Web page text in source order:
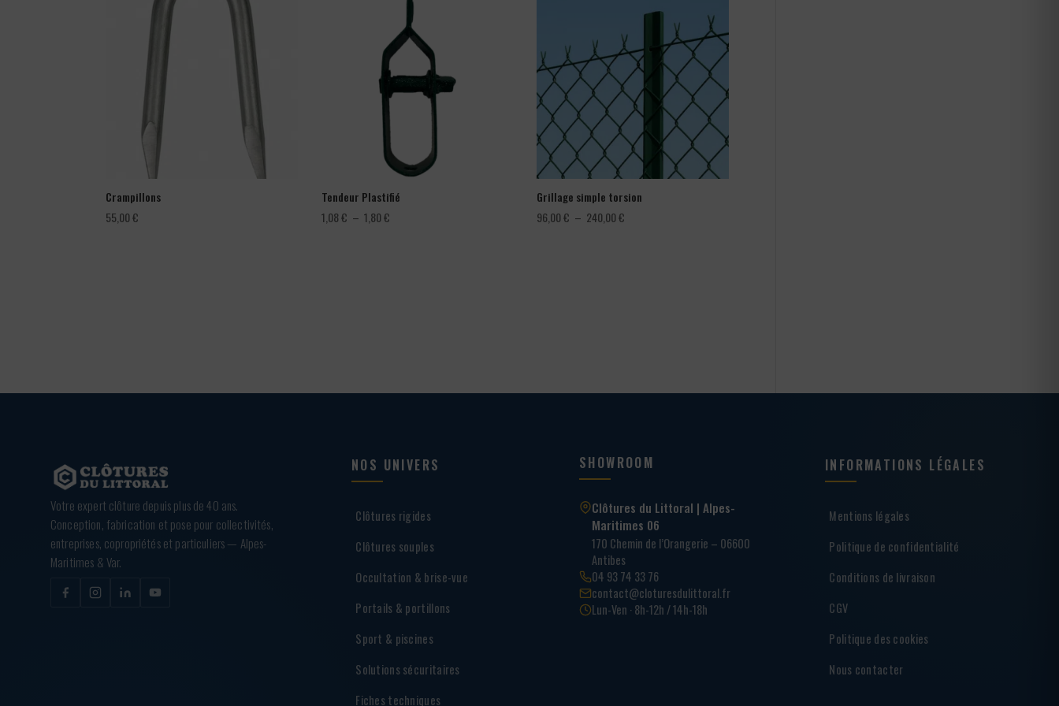
Crampillons
55,00€
Tendeur Plastifié
1,08€ – 1,80€Plage
Grillage simple torsion
96,00€ – 240,00€
Votre expert clôture depuis plus de 40 ans.
Conception, fabrication et pose pour collectivités,
entreprises, copropriétés et particuliers — Alpes-
Maritimes & Var.
NOS UNIVERS
Clôtures rigides
Clôtures souples
Occultation & brise-vue
Portails & portillons
Sport & piscines
Solutions sécuritaires
Fiches techniques
SHOWROOM
Clôtures du Littoral | Alpes-
Maritimes 06
170 Chemin de l’Orangerie – 06600
Antibes
04 93 74 33 76
contact@cloturesdulittoral.fr
Lun-Ven · 8h-12h / 14h-18h
INFORMATIONS LÉGALES
Mentions légales
Politique de confidentialité
Conditions de livraison
CGV
Politique des cookies
Nous contacter